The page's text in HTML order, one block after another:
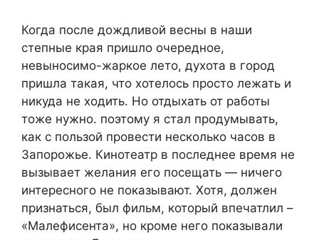
Когда после дождливой весны в наши
степные края пришло очередное,
невыносимо-жаркое лето, духота в город
пришла такая, что хотелось просто лежать и
никуда не ходить. Но отдыхать от работы
тоже нужно. поэтому я стал продумывать,
как с пользой провести несколько часов в
Запорожье. Кинотеатр в последнее время не
вызывает желания его посещать — ничего
интересного не показывают. Хотя, должен
признаться, был фильм, который впечатлил –
«Малефисента», но кроме него показывали